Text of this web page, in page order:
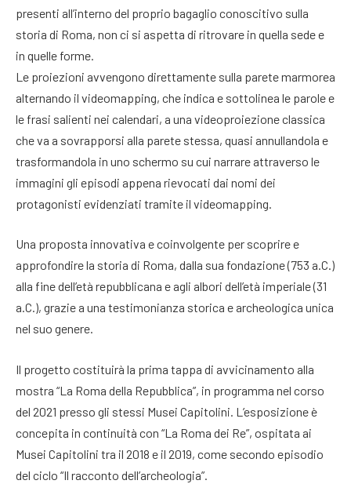
presenti all’interno del proprio bagaglio conoscitivo sulla
storia di Roma, non ci si aspetta di ritrovare in quella sede e
in quelle forme.
Le proiezioni avvengono direttamente sulla parete marmorea
alternando il videomapping, che indica e sottolinea le parole e
le frasi salienti nei calendari, a una videoproiezione classica
che va a sovrapporsi alla parete stessa, quasi annullandola e
trasformandola in uno schermo su cui narrare attraverso le
immagini gli episodi appena rievocati dai nomi dei
protagonisti evidenziati tramite il videomapping.
Una proposta innovativa e coinvolgente per scoprire e
approfondire la storia di Roma, dalla sua fondazione (753 a.C.)
alla fine dell’età repubblicana e agli albori dell’età imperiale (31
a.C.), grazie a una testimonianza storica e archeologica unica
nel suo genere.
Il progetto costituirà la prima tappa di avvicinamento alla
mostra “La Roma della Repubblica”, in programma nel corso
del 2021 presso gli stessi Musei Capitolini. L’esposizione è
concepita in continuità con “La Roma dei Re”, ospitata ai
Musei Capitolini tra il 2018 e il 2019, come secondo episodio
del ciclo “Il racconto dell’archeologia”.